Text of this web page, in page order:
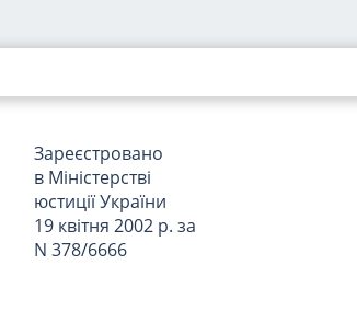
від 25 березня 2002
Зареєстровано
в Міністерстві
юстиції України
19 квітня 2002 р. за
N 378/6666